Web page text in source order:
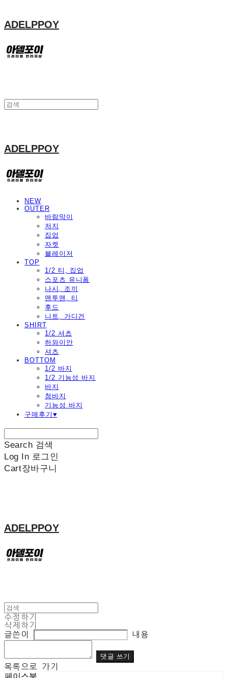
ADELPPOY
ADELPPOY
NEW
OUTER
바람막이
저지
집업
자켓
블레이저
TOP
1/2 티, 집업
스포츠 유니폼
나시, 조끼
맨투맨, 티
후드
니트, 가디건
SHIRT
1/2 셔츠
하와이안
셔츠
BOTTOM
1/2 바지
1/2 기능성 바지
바지
청바지
기능성 바지
구매후기♥
Search 검색
Log In 로그인
Cart장바구니
ADELPPOY
수정하기
삭제하기
글쓴이
내용
댓글 쓰기
목록으로 가기
페이스북